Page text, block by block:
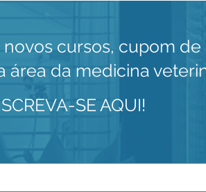
cursos, cupom
área da medicina
SE AQUI!